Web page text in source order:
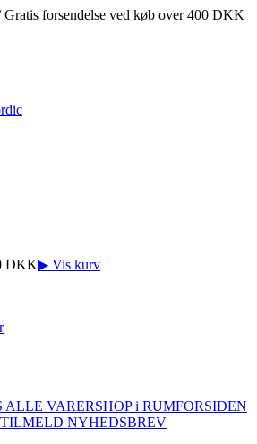
forsendelse ved køb over 400 DKK
DKK▶ Vis kurv
ALLE VARERSHOP i RUMFORSIDEN
TILMELD NYHEDSBREV